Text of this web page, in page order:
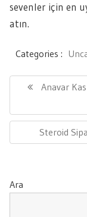
sevenler için en
atın.
Categories :
gezinmesiPrevious
Anavar
Next
Post:
Steroid
Ara